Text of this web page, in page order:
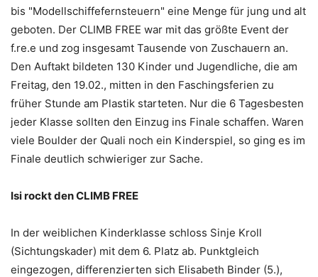
bis "Modellschiffefernsteuern" eine Menge für jung und alt
geboten. Der CLIMB FREE war mit das größte Event der
f.re.e und zog insgesamt Tausende von Zuschauern an.
Den Auftakt bildeten 130 Kinder und Jugendliche, die am
Freitag, den 19.02., mitten in den Faschingsferien zu
früher Stunde am Plastik starteten. Nur die 6 Tagesbesten
jeder Klasse sollten den Einzug ins Finale schaffen. Waren
viele Boulder der Quali noch ein Kinderspiel, so ging es im
Finale deutlich schwieriger zur Sache.
Isi rockt den CLIMB FREE
In der weiblichen Kinderklasse schloss Sinje Kroll
(Sichtungskader) mit dem 6. Platz ab. Punktgleich
eingezogen, differenzierten sich Elisabeth Binder (5.),